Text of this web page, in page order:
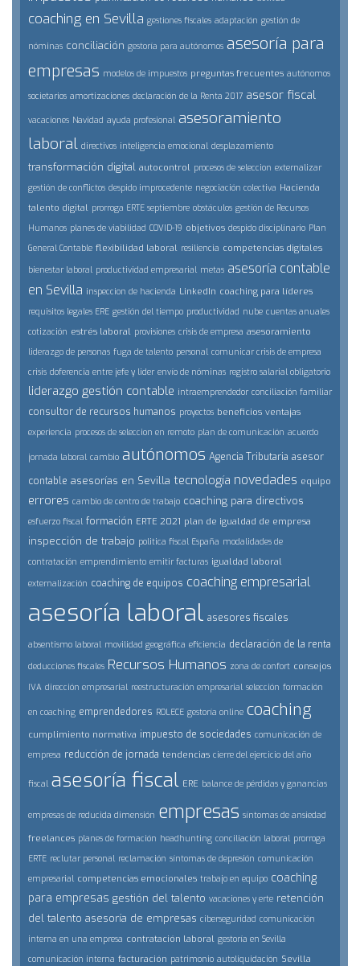
coaching en Sevilla gestiones fiscales adaptación gestión de
nóminas conciliación gestoría para autónomos asesoría para
empresas modelos de impuestos preguntas frecuentes autónomos
societarios amortizaciones declaración de la Renta 2017 asesor fiscal
vacaciones Navidad ayuda profesional asesoramiento
laboral directivos inteligencia emocional desplazamiento
transformación digital autocontrol procesos de seleccion externalizar
gestión de conflictos despido improcedente negociación colectiva Hacienda
talento digital prorroga ERTE septiembre obstáculos gestión de Recursos
Humanos planes de viabilidad COVID-19 objetivos despido disciplinario Plan
General Contable flexibilidad laboral resiliencia competencias digitales
bienestar laboral productividad empresarial metas asesoría contable
en Sevilla inspeccion de hacienda LinkedIn coaching para líderes
requisitos legales ERE gestión del tiempo productividad nube cuentas anuales
cotización estrés laboral provisiones crisis de empresa asesoramiento
liderazgo de personas fuga de talento personal comunicar crisis de empresa
crisis doferencia entre jefe y lider envío de nóminas registro salarial obligatorio
liderazgo gestión contable intraemprendedor conciliación familiar
consultor de recursos humanos proyectos beneficios ventajas
experiencia procesos de seleccion en remoto plan de comunicación acuerdo
jornada laboral cambio autónomos Agencia Tributaria asesor
contable asesorías en Sevilla tecnología novedades equipo
errores cambio de centro de trabajo coaching para directivos
esfuerzo fiscal formación ERTE 2021 plan de igualdad de empresa
inspección de trabajo politica fiscal España modalidades de
contratación emprendimiento emitir facturas igualdad laboral
externalización coaching de equipos coaching empresarial
asesoría laboral asesores fiscales
absentismo laboral movilidad geográfica eficiencia declaración de la renta
deducciones fiscales Recursos Humanos zona de confort consejos
IVA dirección empresarial reestructuración empresarial selección formación
en coaching emprendedores ROLECE gestoría online coaching
cumplimiento normativa impuesto de sociedades comunicación de
empresa reducción de jornada tendencias cierre del ejercicio del año
fiscal asesoría fiscal ERE balance de pérdidas y ganancias
empresas de reducida dimensión empresas síntomas de ansiedad
freelances planes de formación headhunting conciliación laboral prorroga
ERTE reclutar personal reclamación síntomas de depresión comunicación
empresarial competencias emocionales trabajo en equipo coaching
para empresas gestión del talento vacaciones y erte retención
del talento asesoría de empresas ciberseguridad comunicación
interna en una empresa contratación laboral gestoría en Sevilla
comunicación interna facturación patrimonio autoliquidación Sevilla